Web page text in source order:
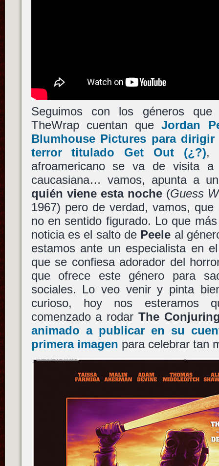
Seguimos con los géneros
TheWrap cuentan queJordan
Blumhouse Pictures para
terror titulado Get Out(¿?),
afroamericano se va de visita
caucasiana… vamos, apunta a
quién viene esta noche(Guess
1967) pero de verdad, vamos,
no en sentido figurado. Lo que
noticia es el salto de Peele al
estamos ante un especialista en
que se confiesa adorador del
que ofrece este género para
sociales. Lo veo venir y pinta
curioso, hoy nos esteramos
comenzado a rodarThe
animado a publicar en su
primera imagen para celebrar tan